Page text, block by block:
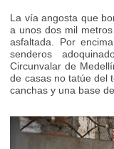
La vía angosta que
a unos dos mil
asfaltada. Por
senderos
Circunvalar de
de casas no tatúe del
canchas y una base